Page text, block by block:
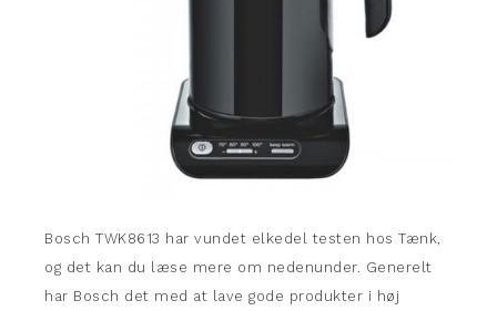
Bosch TWK8613 har vundet elkedel testen hos Tænk,
og det kan du læse mere om nedenunder. Generelt
har Bosch det med at lave gode produkter i høj